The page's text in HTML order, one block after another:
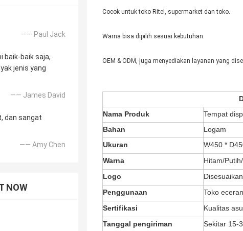
—— Paul Jack
baik-baik saja,
jenis yang
—— James David
dan sangat
—— Amy Chen
NOW
Cocok untuk toko Ritel, supermarket dan toko.
Warna bisa dipilih sesuai kebutuhan.
OEM & ODM, juga menyediakan layanan yang
Nama Produk
Tempat
Bahan
Logam
Ukuran
W450 *
Warna
Hitam/
Logo
Disesuaikan
Penggunaan
Toko
Sertifikasi
Kualitas
Tanggal pengiriman
Sekitar 15-